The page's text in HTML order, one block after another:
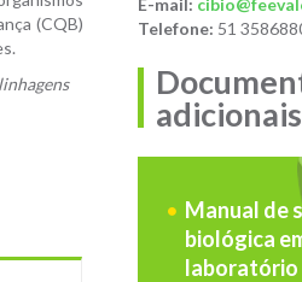
(CQB)
Telefone: 51
adicionais
Manual de
biológica
laboratório